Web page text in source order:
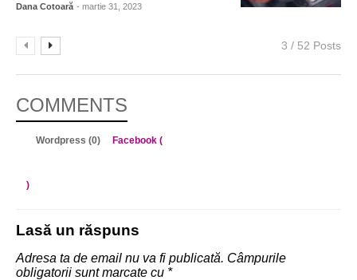
Dana Cotoară - martie 31, 2023
3 / 52 Posts
COMMENTS
Wordpress (0) Facebook (
)
Lasă un răspuns
Adresa ta de email nu va fi publicată. Câmpurile
obligatorii sunt marcate cu *